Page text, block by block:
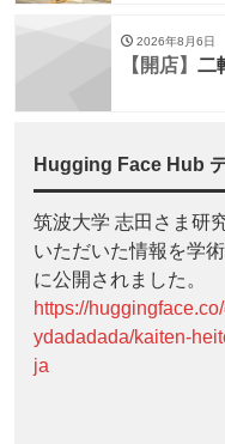
2026年8月6日
【開店】 二
Hugging Face Hub
筑波大学 志田さま研
いただいた情報を学
に公開されました。
https://
ydadadada/kaiten-
ja